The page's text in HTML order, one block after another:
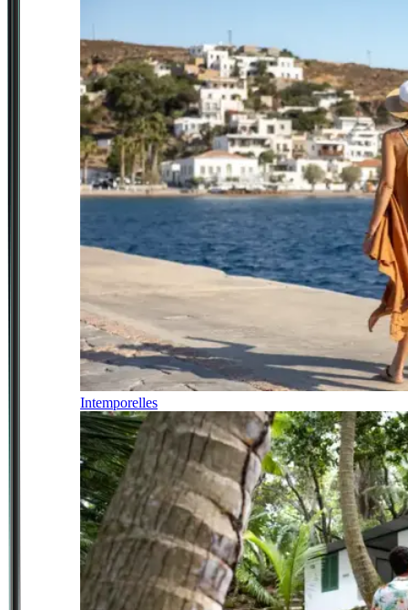
Intemporelles